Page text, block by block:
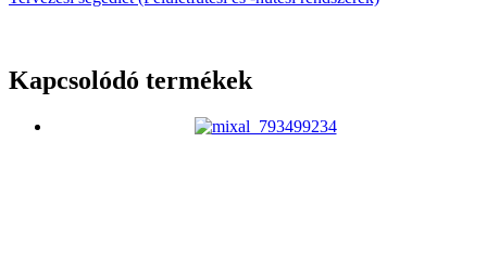
Kapcsolódó termékek